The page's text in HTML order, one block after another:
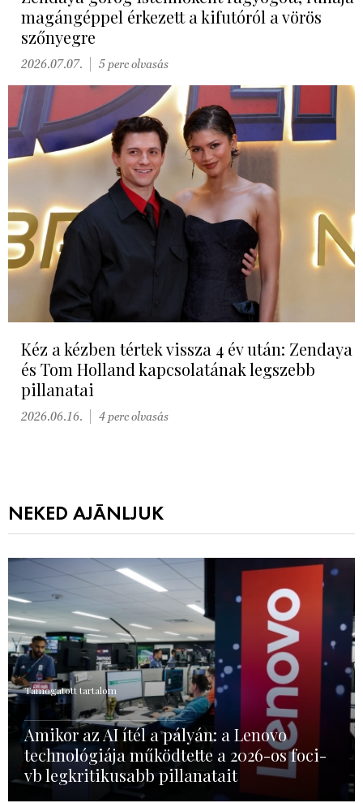
magángéppel érkezett a kifutóról a vörös
szőnyegre
2026.07.07. 5 perc olvasás
Kéz a kézben tértek vissza 4 év után: Zendaya
és Tom Holland kapcsolatának legszebb
pillanatai
2026.06.16. 4 perc olvasás
NEKED AJÁNLJUK
Támogatott tartalom
Amikor az AI ítél a pályán: a Lenovo
technológiája működtette a 2026-os foci-
vb legkritikusabb pillanatait